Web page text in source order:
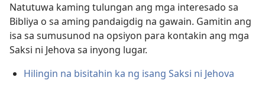
Natutuwa kaming tulungan ang mga interesado sa
Bibliya o sa aming pandaigdig na gawain. Gamitin ang
isa sa sumusunod na opsiyon para kontakin ang mga
Saksi ni Jehova sa inyong lugar.
Hilingin na bisitahin ka ng isang Saksi ni Jehova